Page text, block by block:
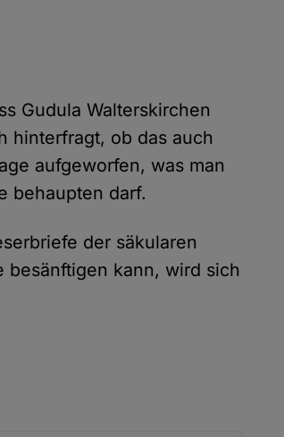
Gudula Walterskirchen
hinter­fragt, ob das auch
aufge­worfen, was man
behaupten darf.
der säkularen
besänftigen kann, wird sich